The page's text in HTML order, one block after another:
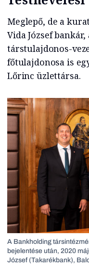
Meglepő, de a
Vida József
társtulajdonos-
főtulajdonosa is
Lőrinc üzlettársa.
A Bankholding
bejelentése után, 2020
József (Takarékbank),